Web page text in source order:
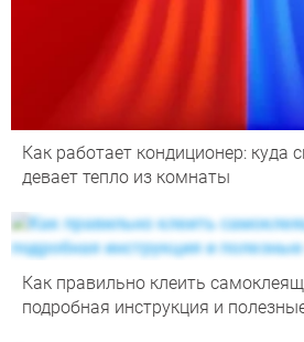
Как работает кондиционер: куда
девает тепло из комнаты
Как правильно клеить
подробная инструкция и